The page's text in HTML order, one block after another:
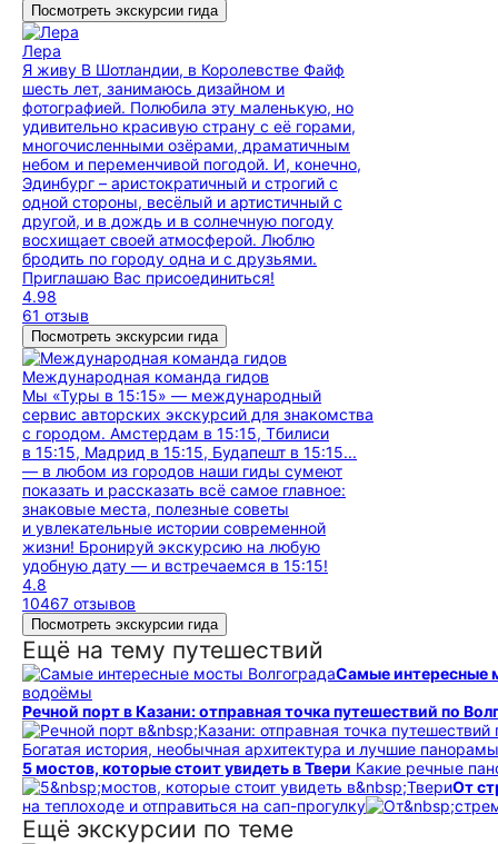
Посмотреть экскурсии гида
Лера
Я живу В Шотландии, в Королевстве Файф
шесть лет, занимаюсь дизайном и
фотографией. Полюбила эту маленькую, но
удивительно красивую страну с её горами,
многочисленными озёрами, драматичным
небом и переменчивой погодой. И, конечно,
Эдинбург – аристократичный и строгий с
одной стороны, весёлый и артистичный с
другой, и в дождь и в солнечную погоду
восхищает своей атмосферой. Люблю
бродить по городу одна и с друзьями.
Приглашаю Вас присоединиться!
4.98
61 отзыв
Посмотреть экскурсии гида
Международная команда гидов
Мы «Туры в 15:15» — международный
сервис авторских экскурсий для знакомства
с городом. Амстердам в 15:15, Тбилиси
в 15:15, Мадрид в 15:15, Будапешт в 15:15...
— в любом из городов наши гиды сумеют
показать и рассказать всё самое главное:
знаковые места, полезные советы
и увлекательные истории современной
жизни! Бронируй экскурсию на любую
удобную дату — и встречаемся в 15:15!
4.8
10467 отзывов
Посмотреть экскурсии гида
Ещё на тему путешествий
Самые интересные
водоёмы
Речной порт в Казани: отправная точка путешествий по
Богатая история, необычная архитектура и лучшие панорамы
5 мостов, которые стоит увидеть в Твери Какие речные
От
на теплоходе и отправиться на сап-прогулку
Ещё экскурсии по теме